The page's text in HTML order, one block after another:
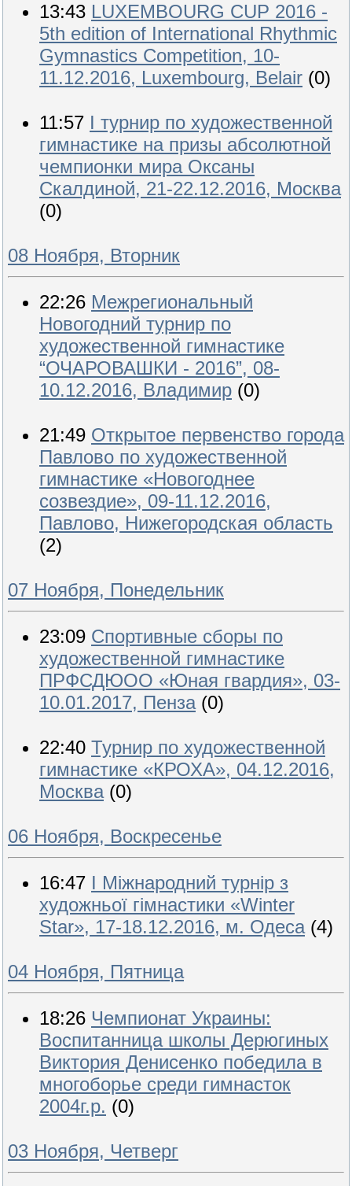
13:43 LUXEMBOURG CUP 2016 -
5th edition of International Rhythmic
Gymnastics Competition, 10-
11.12.2016, Luxembourg, Belair (0)
11:57 I турнир по художественной
гимнастике на призы абсолютной
чемпионки мира Оксаны
Скалдиной, 21-22.12.2016, Москва
(0)
08 Ноября, Вторник
22:26 Межрегиональный
Новогодний турнир по
художественной гимнастике
“ОЧАРОВАШКИ - 2016”, 08-
10.12.2016, Владимир (0)
21:49 Открытое первенство города
Павлово по художественной
гимнастике «Новогоднее
созвездие», 09-11.12.2016,
Павлово, Нижегородская область
(2)
07 Ноября, Понедельник
23:09 Спортивные сборы по
художественной гимнастике
ПРФСДЮОО «Юная гвардия», 03-
10.01.2017, Пенза (0)
22:40 Турнир по художественной
гимнастике «КРОХА», 04.12.2016,
Москва (0)
06 Ноября, Воскресенье
16:47 І Міжнародний турнір з
художньої гімнастики «Winter
Star», 17-18.12.2016, м. Одеса (4)
04 Ноября, Пятница
18:26 Чемпионат Украины:
Воспитанница школы Дерюгиных
Виктория Денисенко победила в
многоборье среди гимнасток
2004г.р. (0)
03 Ноября, Четверг